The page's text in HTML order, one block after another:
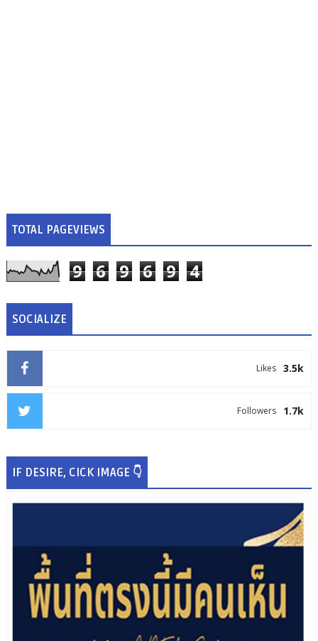
TOTAL PAGEVIEWS
9 6 9 6 9 4
SOCIALIZE
3.5k
Likes
1.7k
Followers
IF DESIRE, CICK IMAGE 👇